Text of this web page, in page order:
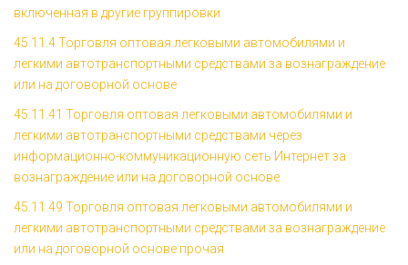
включенная в другие группировки
45.11.4 Торговля оптовая легковыми автомобилями и
легкими автотранспортными средствами за вознаграждение
или на договорной основе
45.11.41 Торговля оптовая легковыми автомобилями и
легкими автотранспортными средствами через
информационно-коммуникационную сеть Интернет за
вознаграждение или на договорной основе
45.11.49 Торговля оптовая легковыми автомобилями и
легкими автотранспортными средствами за вознаграждение
или на договорной основе прочая